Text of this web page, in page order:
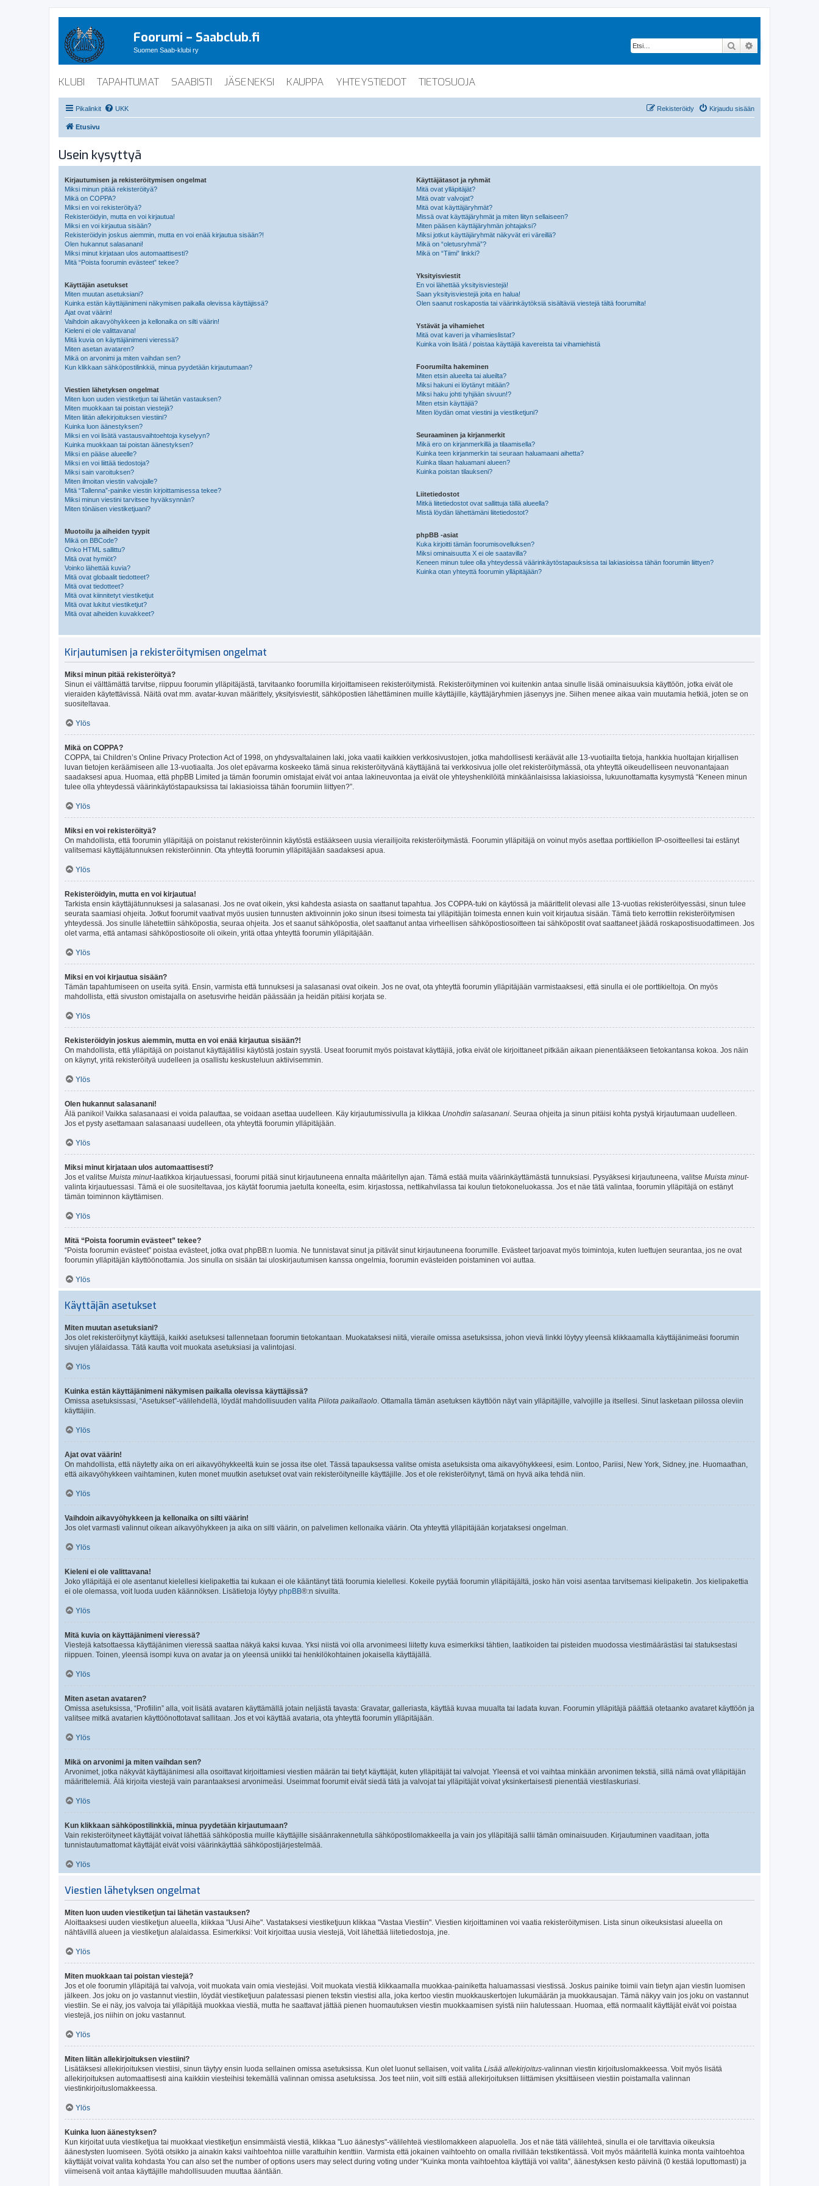
Foorumi – Saabclub.fi
Suomen Saab-klubi ry Etsi
KLUBI TAPAHTUMAT SAABISTI JÄSENEKSI KAUPPA YHTEYSTIEDOT TIETOSUOJA
Pikalinkit UKK Kirjaudu sisään
Rekisteröidy
Etusivu
Usein kysyttyä
Kirjautumisen ja rekisteröitymisen ongelmat
Miksi minun pitää rekisteröityä?
Mikä on COPPA?
Miksi en voi rekisteröityä?
Rekisteröidyin, mutta en voi kirjautua!
Miksi en voi kirjautua sisään?
Rekisteröidyin joskus aiemmin, mutta en voi enää kirjautua sisään?!
Olen hukannut salasanani!
Miksi minut kirjataan ulos automaattisesti?
Mitä “Poista foorumin evästeet” tekee?
Käyttäjän asetukset
Miten muutan asetuksiani?
Kuinka estän käyttäjänimeni näkymisen paikalla olevissa käyttäjissä?
Ajat ovat väärin!
Vaihdoin aikavyöhykkeen ja kellonaika on silti väärin!
Kieleni ei ole valittavana!
Mitä kuvia on käyttäjänimeni vieressä?
Miten asetan avataren?
Mikä on arvonimi ja miten vaihdan sen?
Kun klikkaan sähköpostilinkkiä, minua pyydetään kirjautumaan?
Viestien lähetyksen ongelmat
Miten luon uuden viestiketjun tai lähetän vastauksen?
Miten muokkaan tai poistan viestejä?
Miten liitän allekirjoituksen viestiini?
Kuinka luon äänestyksen?
Miksi en voi lisätä vastausvaihtoehtoja kyselyyn?
Kuinka muokkaan tai poistan äänestyksen?
Miksi en pääse alueelle?
Miksi en voi liittää tiedostoja?
Miksi sain varoituksen?
Miten ilmoitan viestin valvojalle?
Mitä “Tallenna”-painike viestin kirjoittamisessa tekee?
Miksi minun viestini tarvitsee hyväksynnän?
Miten tönäisen viestiketjuani?
Muotoilu ja aiheiden tyypit
Mikä on BBCode?
Onko HTML sallittu?
Mitä ovat hymiöt?
Voinko lähettää kuvia?
Mitä ovat globaalit tiedotteet?
Mitä ovat tiedotteet?
Mitä ovat kiinnitetyt viestiketjut
Mitä ovat lukitut viestiketjut?
Mitä ovat aiheiden kuvakkeet?
Käyttäjätasot ja ryhmät
Mitä ovat ylläpitäjät?
Mitä ovatr valvojat?
Mitä ovat käyttäjäryhmät?
Missä ovat käyttäjäryhmät ja miten liityn sellaiseen?
Miten pääsen käyttäjäryhmän johtajaksi?
Miksi jotkut käyttäjäryhmät näkyvät eri väreillä?
Mikä on “oletusryhmä”?
Mikä on “Tiimi” linkki?
Yksityisviestit
En voi lähettää yksityisviestejä!
Saan yksityisviestejä joita en halua!
Olen saanut roskapostia tai väärinkäytöksiä sisältäviä viestejä tältä foorumilta!
Ystävät ja vihamiehet
Mitä ovat kaveri ja vihamieslistat?
Kuinka voin lisätä / poistaa käyttäjiä kavereista tai vihamiehistä
Foorumilta hakeminen
Miten etsin alueelta tai alueilta?
Miksi hakuni ei löytänyt mitään?
Miksi haku johti tyhjään sivuun!?
Miten etsin käyttäjiä?
Miten löydän omat viestini ja viestiketjuni?
Seuraaminen ja kirjanmerkit
Mikä ero on kirjanmerkillä ja tilaamisella?
Kuinka teen kirjanmerkin tai seuraan haluamaani aihetta?
Kuinka tilaan haluamani alueen?
Kuinka poistan tilaukseni?
Liitetiedostot
Mitkä liitetiedostot ovat sallittuja tällä alueella?
Mistä löydän lähettämäni liitetiedostot?
phpBB -asiat
Kuka kirjoitti tämän foorumisovelluksen?
Miksi ominaisuutta X ei ole saatavilla?
Keneen minun tulee olla yhteydessä väärinkäytöstapauksissa tai lakiasioissa tähän foorumiin liittyen?
Kuinka otan yhteyttä foorumin ylläpitäjään?
Kirjautumisen ja rekisteröitymisen ongelmat
Miksi minun pitää rekisteröityä?
Sinun ei välttämättä tarvitse, riippuu foorumin ylläpitäjästä, tarvitaanko foorumilla kirjoittamiseen rekisteröitymistä. Rekisteröityminen voi kuitenkin antaa sinulle lisää ominaisuuksia käyttöön, jotka eivät ole
vieraiden käytettävissä. Näitä ovat mm. avatar-kuvan määrittely, yksityisviestit, sähköpostien lähettäminen muille käyttäjille, käyttäjäryhmien jäsenyys jne. Siihen menee aikaa vain muutamia hetkiä, joten se on
suositeltavaa.
Ylös
Mikä on COPPA?
COPPA, tai Children’s Online Privacy Protection Act of 1998, on yhdysvaltalainen laki, joka vaatii kaikkien verkkosivustojen, jotka mahdollisesti keräävät alle 13-vuotiailta tietoja, hankkia huoltajan kirjallisen
luvan tietojen keräämiseen alle 13-vuotiaalta. Jos olet epävarma koskeeko tämä sinua rekisteröityvänä käyttäjänä tai verkkosivua jolle olet rekisteröitymässä, ota yhteyttä oikeudelliseen neuvonantajaan
saadaksesi apua. Huomaa, että phpBB Limited ja tämän foorumin omistajat eivät voi antaa lakineuvontaa ja eivät ole yhteyshenkilöitä minkäänlaisissa lakiasioissa, lukuunottamatta kysymystä “Keneen minun
tulee olla yhteydessä väärinkäytöstapauksissa tai lakiasioissa tähän foorumiin liittyen?”.
Ylös
Miksi en voi rekisteröityä?
On mahdollista, että foorumin ylläpitäjä on poistanut rekisteröinnin käytöstä estääkseen uusia vierailijoita rekisteröitymästä. Foorumin ylläpitäjä on voinut myös asettaa porttikiellon IP-osoitteellesi tai estänyt
valitsemasi käyttäjätunnuksen rekisteröinnin. Ota yhteyttä foorumin ylläpitäjään saadaksesi apua.
Ylös
Rekisteröidyin, mutta en voi kirjautua!
Tarkista ensin käyttäjätunnuksesi ja salasanasi. Jos ne ovat oikein, yksi kahdesta asiasta on saattanut tapahtua. Jos COPPA-tuki on käytössä ja määrittelit olevasi alle 13-vuotias rekisteröityessäsi, sinun tulee
seurata saamiasi ohjeita. Jotkut foorumit vaativat myös uusien tunnusten aktivoinnin joko sinun itsesi toimesta tai ylläpitäjän toimesta ennen kuin voit kirjautua sisään. Tämä tieto kerrottiin rekisteröitymisen
yhteydessä. Jos sinulle lähetettiin sähköpostia, seuraa ohjeita. Jos et saanut sähköpostia, olet saattanut antaa virheellisen sähköpostiosoitteen tai sähköpostit ovat saattaneet jäädä roskapostisuodattimeen. Jos
olet varma, että antamasi sähköpostiosoite oli oikein, yritä ottaa yhteyttä foorumin ylläpitäjään.
Ylös
Miksi en voi kirjautua sisään?
Tämän tapahtumiseen on useita syitä. Ensin, varmista että tunnuksesi ja salasanasi ovat oikein. Jos ne ovat, ota yhteyttä foorumin ylläpitäjään varmistaaksesi, että sinulla ei ole porttikieltoja. On myös
mahdollista, että sivuston omistajalla on asetusvirhe heidän päässään ja heidän pitäisi korjata se.
Ylös
Rekisteröidyin joskus aiemmin, mutta en voi enää kirjautua sisään?!
On mahdollista, että ylläpitäjä on poistanut käyttäjätilisi käytöstä jostain syystä. Useat foorumit myös poistavat käyttäjiä, jotka eivät ole kirjoittaneet pitkään aikaan pienentääkseen tietokantansa kokoa. Jos näin
on käynyt, yritä rekisteröityä uudelleen ja osallistu keskusteluun aktiivisemmin.
Ylös
Olen hukannut salasanani!
Älä panikoi! Vaikka salasanaasi ei voida palauttaa, se voidaan asettaa uudelleen. Käy kirjautumissivulla ja klikkaa Unohdin salasanani . Seuraa ohjeita ja sinun pitäisi kohta pystyä kirjautumaan uudelleen.
Jos et pysty asettamaan salasanaasi uudelleen, ota yhteyttä foorumin ylläpitäjään.
Ylös
Miksi minut kirjataan ulos automaattisesti?
Jos et valitse Muista minut-laatikkoa kirjautuessasi, foorumi pitää sinut kirjautuneena ennalta määritellyn ajan. Tämä estää muita väärinkäyttämästä tunnuksiasi. Pysyäksesi kirjautuneena, valitse Muista minut-
valinta kirjautuessasi. Tämä ei ole suositeltavaa, jos käytät foorumia jaetulta koneelta, esim. kirjastossa, nettikahvilassa tai koulun tietokoneluokassa. Jos et näe tätä valintaa, foorumin ylläpitäjä on estänyt
tämän toiminnon käyttämisen.
Ylös
Mitä “Poista foorumin evästeet” tekee?
“Poista foorumin evästeet” poistaa evästeet, jotka ovat phpBB:n luomia. Ne tunnistavat sinut ja pitävät sinut kirjautuneena foorumille. Evästeet tarjoavat myös toimintoja, kuten luettujen seurantaa, jos ne ovat
foorumin ylläpitäjän käyttöönottamia. Jos sinulla on sisään tai uloskirjautumisen kanssa ongelmia, foorumin evästeiden poistaminen voi auttaa.
Ylös
Käyttäjän asetukset
Miten muutan asetuksiani?
Jos olet rekisteröitynyt käyttäjä, kaikki asetuksesi tallennetaan foorumin tietokantaan. Muokataksesi niitä, vieraile omissa asetuksissa, johon vievä linkki löytyy yleensä klikkaamalla käyttäjänimeäsi foorumin
sivujen ylälaidassa. Tätä kautta voit muokata asetuksiasi ja valintojasi.
Ylös
Kuinka estän käyttäjänimeni näkymisen paikalla olevissa käyttäjissä?
Omissa asetuksissasi, “Asetukset”-välilehdellä, löydät mahdollisuuden valita Piilota paikallaolo . Ottamalla tämän asetuksen käyttöön näyt vain ylläpitäjille, valvojille ja itsellesi. Sinut lasketaan piilossa oleviin
käyttäjiin.
Ylös
Ajat ovat väärin!
On mahdollista, että näytetty aika on eri aikavyöhykkeeltä kuin se jossa itse olet. Tässä tapauksessa valitse omista asetuksista oma aikavyöhykkeesi, esim. Lontoo, Pariisi, New York, Sidney, jne. Huomaathan,
että aikavyöhykkeen vaihtaminen, kuten monet muutkin asetukset ovat vain rekisteröityneille käyttäjille. Jos et ole rekisteröitynyt, tämä on hyvä aika tehdä niin.
Ylös
Vaihdoin aikavyöhykkeen ja kellonaika on silti väärin!
Jos olet varmasti valinnut oikean aikavyöhykkeen ja aika on silti väärin, on palvelimen kellonaika väärin. Ota yhteyttä ylläpitäjään korjataksesi ongelman.
Ylös
Kieleni ei ole valittavana!
Joko ylläpitäjä ei ole asentanut kielellesi kielipakettia tai kukaan ei ole kääntänyt tätä foorumia kielellesi. Kokeile pyytää foorumin ylläpitäjältä, josko hän voisi asentaa tarvitsemasi kielipaketin. Jos kielipakettia
ei ole olemassa, voit luoda uuden käännöksen. Lisätietoja löytyy phpBB®:n sivuilta.
Ylös
Mitä kuvia on käyttäjänimeni vieressä?
Viestejä katsottaessa käyttäjänimen vieressä saattaa näkyä kaksi kuvaa. Yksi niistä voi olla arvonimeesi liitetty kuva esimerkiksi tähtien, laatikoiden tai pisteiden muodossa viestimäärästäsi tai statuksestasi
riippuen. Toinen, yleensä isompi kuva on avatar ja on yleensä uniikki tai henkilökohtainen jokaisella käyttäjällä.
Ylös
Miten asetan avataren?
Omissa asetuksissa, “Profiilin” alla, voit lisätä avataren käyttämällä jotain neljästä tavasta: Gravatar, galleriasta, käyttää kuvaa muualta tai ladata kuvan. Foorumin ylläpitäjä päättää otetaanko avataret käyttöön ja
valitsee mitkä avatarien käyttöönottotavat sallitaan. Jos et voi käyttää avataria, ota yhteyttä foorumin ylläpitäjään.
Ylös
Mikä on arvonimi ja miten vaihdan sen?
Arvonimet, jotka näkyvät käyttäjänimesi alla osoittavat kirjoittamiesi viestien määrän tai tietyt käyttäjät, kuten ylläpitäjät tai valvojat. Yleensä et voi vaihtaa minkään arvonimen tekstiä, sillä nämä ovat ylläpitäjän
määrittelemiä. Älä kirjoita viestejä vain parantaaksesi arvonimeäsi. Useimmat foorumit eivät siedä tätä ja valvojat tai ylläpitäjät voivat yksinkertaisesti pienentää viestilaskuriasi.
Ylös
Kun klikkaan sähköpostilinkkiä, minua pyydetään kirjautumaan?
Vain rekisteröityneet käyttäjät voivat lähettää sähköpostia muille käyttäjille sisäänrakennetulla sähköpostilomakkeella ja vain jos ylläpitäjä sallii tämän ominaisuuden. Kirjautuminen vaaditaan, jotta
tunnistautumattomat käyttäjät eivät voisi väärinkäyttää sähköpostijärjestelmää.
Ylös
Viestien lähetyksen ongelmat
Miten luon uuden viestiketjun tai lähetän vastauksen?
Aloittaaksesi uuden viestiketjun alueella, klikkaa "Uusi Aihe". Vastataksesi viestiketjuun klikkaa "Vastaa Viestiin". Viestien kirjoittaminen voi vaatia rekisteröitymisen. Lista sinun oikeuksistasi alueella on
nähtävillä alueen ja viestiketjun alalaidassa. Esimerkiksi: Voit kirjoittaa uusia viestejä, Voit lähettää liitetiedostoja, jne.
Ylös
Miten muokkaan tai poistan viestejä?
Jos et ole foorumin ylläpitäjä tai valvoja, voit muokata vain omia viestejäsi. Voit muokata viestiä klikkaamalla muokkaa-painiketta haluamassasi viestissä. Joskus painike toimii vain tietyn ajan viestin luomisen
jälkeen. Jos joku on jo vastannut viestiin, löydät viestiketjuun palatessasi pienen tekstin viestisi alla, joka kertoo viestin muokkauskertojen lukumäärän ja muokkausajan. Tämä näkyy vain jos joku on vastannut
viestiin. Se ei näy, jos valvoja tai ylläpitäjä muokkaa viestiä, mutta he saattavat jättää pienen huomautuksen viestin muokkaamisen syistä niin halutessaan. Huomaa, että normaalit käyttäjät eivät voi poistaa
viestejä, jos niihin on joku vastannut.
Ylös
Miten liitän allekirjoituksen viestiini?
Lisätäksesi allekirjoituksen viestiisi, sinun täytyy ensin luoda sellainen omissa asetuksissa. Kun olet luonut sellaisen, voit valita Lisää allekirjoitus-valinnan viestin kirjoituslomakkeessa. Voit myös lisätä
allekirjoituksen automaattisesti aina kaikkiin viesteihisi tekemällä valinnan omissa asetuksissa. Jos teet niin, voit silti estää allekirjoituksen liittämisen yksittäiseen viestiin poistamalla valinnan
viestinkirjoituslomakkeessa.
Ylös
Kuinka luon äänestyksen?
Kun kirjoitat uuta viestiketjua tai muokkaat viestiketjun ensimmäistä viestiä, klikkaa "Luo äänestys"-välilehteä viestilomakkeen alapuolella. Jos et näe tätä välilehteä, sinulla ei ole tarvittavia oikeuksia
äänestysten luomiseen. Syötä otsikko ja ainakin kaksi vaihtoehtoa niille varattuihin kenttiin. Varmista että jokainen vaihtoehto on omalla rivillään tekstikentässä. Voit myös määritellä kuinka monta vaihtoehtoa
käyttäjät voivat valita kohdasta You can also set the number of options users may select during voting under “Kuinka monta vaihtoehtoa käyttäjä voi valita”, äänestyksen kesto päivinä (0 kestää loputtomasti) ja
viimeisenä voit antaa käyttäjille mahdollisuuden muuttaa ääntään.